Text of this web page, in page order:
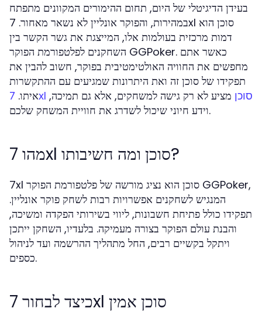
בעידן הדיגיטלי של היום, תחום ההימורים המקוונים מתפתח
במהירות, והפוקר אונליין לא נשאר מאחור. 7xl סוכן הוא
דמות מרכזית בעולמות אלו, המייצגת את גשר הקשר בין
השחקנים לפלטפורמת הפוקר GGPoker. כאשר אתם
מחפשים את החוויה האולטימטיבית בפוקר, חשוב להבין את
תפקידו של סוכן זה ואת היתרונות שמגיעים עם ההתקשרות
איתו.
7xl סוכן מציע לא רק גישה למשחקים, אלא גם תמיכה,
וידע חיוני שיכול לשדרג את חוויית המשחק שלכם.
מהו 7xl סוכן ומה חשיבותו?
7xl סוכן הוא נציג מורשה של פלטפורמת הפוקר GGPoker,
המנגיש לשחקנים אפשרויות רבות לשחק פוקר אונליין.
תפקידו כולל פתיחת חשבונות, ליווי בשירותי הפקדה ומשיכה,
והבנת עולם הפוקר בצורה מעמיקה. בלעדיו, השחקן ייתכן
ויתקל בקשיים רבים, החל מתהליך ההרשמה ועד לניהול
כספים.
כיצד לבחור 7xl סוכן אמין